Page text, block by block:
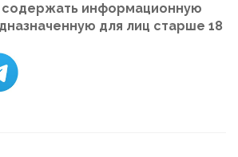
информационную
для лиц старше 18